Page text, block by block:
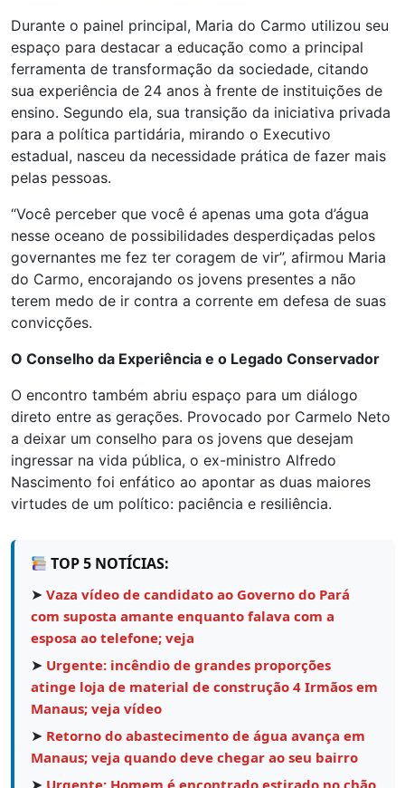
Durante o painel principal, Maria do Carmo utilizou seu
espaço para destacar a educação como a principal
ferramenta de transformação da sociedade, citando
sua experiência de 24 anos à frente de instituições de
ensino. Segundo ela, sua transição da iniciativa privada
para a política partidária, mirando o Executivo
estadual, nasceu da necessidade prática de fazer mais
pelas pessoas.
“Você perceber que você é apenas uma gota d’água
nesse oceano de possibilidades desperdiçadas pelos
governantes me fez ter coragem de vir”, afirmou Maria
do Carmo, encorajando os jovens presentes a não
terem medo de ir contra a corrente em defesa de suas
convicções.
O Conselho da Experiência e o Legado Conservador
O encontro também abriu espaço para um diálogo
direto entre as gerações. Provocado por Carmelo Neto
a deixar um conselho para os jovens que desejam
ingressar na vida pública, o ex-ministro Alfredo
Nascimento foi enfático ao apontar as duas maiores
virtudes de um político: paciência e resiliência.
TOP 5 NOTÍCIAS:
➤ Vaza vídeo de candidato ao Governo do Pará
com suposta amante enquanto falava com a
esposa ao telefone; veja
➤ Urgente: incêndio de grandes proporções
atinge loja de material de construção 4 Irmãos em
Manaus; veja vídeo
➤ Retorno do abastecimento de água avança em
Manaus; veja quando deve chegar ao seu bairro